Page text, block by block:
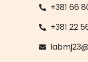
+381 66
+381 22